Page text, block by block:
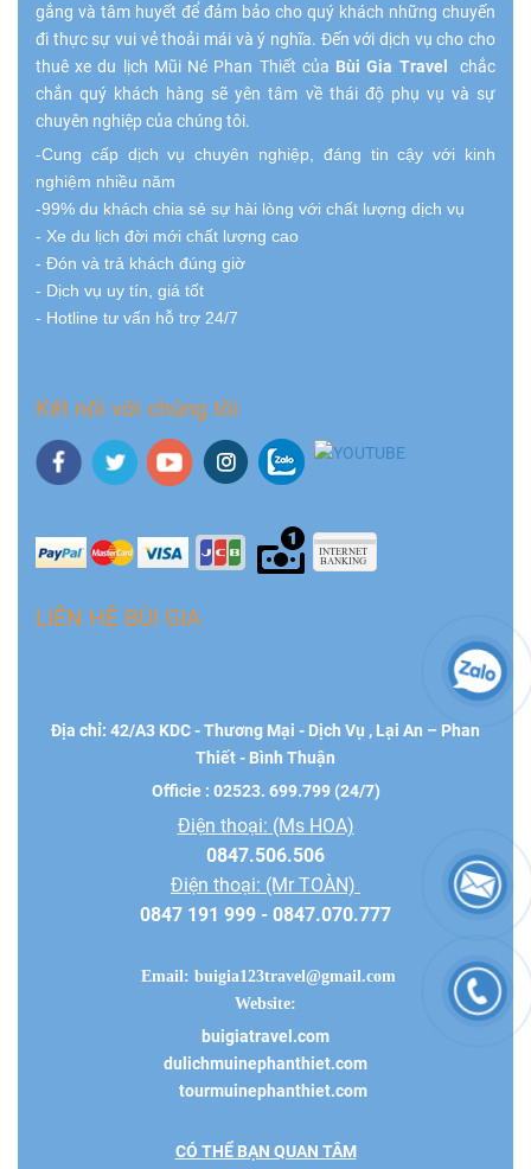
gắng và tâm huyết để đảm bảo cho quý khách những chuyến
đi thực sự vui vẻ thoải mái và ý nghĩa. Đến với dịch vụ cho cho
thuê xe du lịch Mũi Né Phan Thiết của Bùi Gia Travel
chắc
chắn quý khách hàng sẽ yên tâm về thái độ phụ vụ và sự
chuyên nghiệp của chúng tôi.
-Cung cấp dịch vụ chuyên nghiệp, đáng tin cậy với kinh
nghiệm nhiều năm
-99% du khách chia sẻ sự hài lòng với chất lượng dịch vụ
- Xe du lịch đời mới chất lượng cao
- Đón và trả khách đúng giờ
- Dịch vụ uy tín, giá tốt
- Hotline tư vấn hỗ trợ 24/7
Kết nối với chúng tôi
LIÊN HỆ BÙI GIA
Địa chỉ: 42/A3 KDC - Thương Mại - Dịch Vụ , Lại An – Phan
Thiết - Bình Thuận
Officie : 02523. 699.799 (24/7)
Điện thoại: (Ms HOA)
0847.506.506
Điện thoại: (Mr TOÀN)
0847 191 999 - 0847.070.777
Email: buigia123travel@gmail.com
Website:
buigiatravel.com
dulichmuinephanthiet.com
tourmuinephanthiet.com
CÓ THỂ BẠN QUAN TÂM